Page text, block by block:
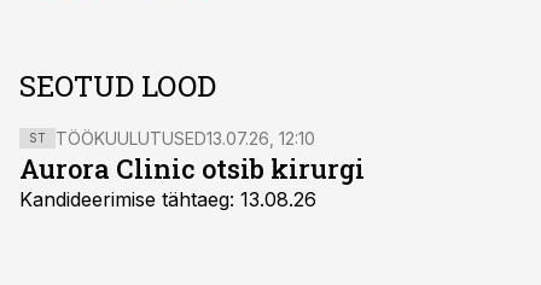
SEOTUD LOOD
ST TÖÖKUULUTUSED13.07.26, 12:10
Aurora Clinic otsib kirurgi
Kandideerimise tähtaeg: 13.08.26